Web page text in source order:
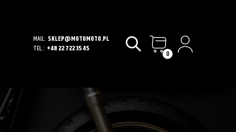
MAIL: SKLEP@MOTOMOTO.PL
TEL.: +48 22 722 35 45 0